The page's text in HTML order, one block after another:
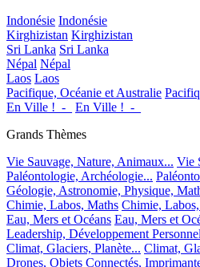
Indonésie Indonésie
Kirghizistan Kirghizistan
Sri Lanka Sri Lanka
Népal Népal
Laos Laos
Pacifique, Océanie et Australie
En Ville !_-_
En Ville !_-_
Grands Thèmes
Vie Sauvage, Nature, Animaux... Vie
Paléontologie, Archéologie...
Géologie, Astronomie, Physique,
Chimie, Labos, Maths Chimie,
Eau, Mers et Océans Eau, Mers et
Leadership, Développement Personnel
Climat, Glaciers, Planète... Climat,
Drones, Objets Connectés,